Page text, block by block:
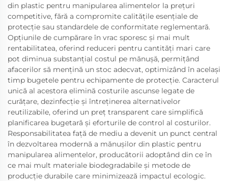
din plastic pentru manipularea alimentelor la prețuri
competitive, fără a compromite calitățile esențiale de
protecție sau standardele de conformitate reglementară.
Opțiunile de cumpărare în vrac sporesc și mai mult
rentabilitatea, oferind reduceri pentru cantități mari care
pot diminua substanțial costul pe mănușă, permițând
afacerilor să mențină un stoc adecvat, optimizând în același
timp bugetele pentru echipamente de protecție. Caracterul
unică al acestora elimină costurile ascunse legate de
curățare, dezinfecție și întreținerea alternativelor
reutilizabile, oferind un preț transparent care simplifică
planificarea bugetară și eforturile de control al costurilor.
Responsabilitatea față de mediu a devenit un punct central
în dezvoltarea modernă a mănușilor din plastic pentru
manipularea alimentelor, producătorii adoptând din ce în
ce mai mult materiale biodegradabile și metode de
producție durabile care minimizează impactul ecologic.